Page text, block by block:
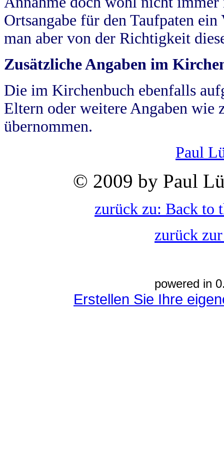
Ortsangabe für den Taufpaten
man aber von der Richtigkeit
Zusätzliche Angaben im
Die im Kirchenbuch ebenfalls
Eltern oder weitere Angaben wie
übernommen.
Paul
© 2009 by Paul
zurück zu: Back to
zurück
powered in
Erstellen Sie Ihre